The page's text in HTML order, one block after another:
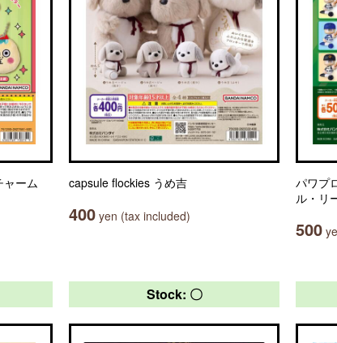
ャーム capsule flockies うめ吉
400 yen (tax included)
パワプ
ル・リ
500
Stock: 〇